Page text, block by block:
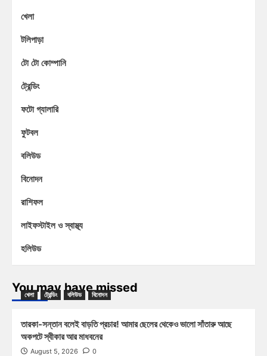
খেলা
টলিপাড়া
টো টো কোম্পানি
ট্রেন্ডিং
ফটো গ্যালারি
ফুটবল
বলিউড
বিনোদন
রাশিফল
লাইফস্টাইল ও স্বাস্থ্য
হলিউড
You may have missed
খেলা ট্রেন্ডিং বলিউড বিনোদন
তারকা-সন্তান বলেই বাড়তি প্রচার! আমার ছেলের থেকেও ভালো সাঁতারু আছে
অকপটে স্বীকার আর মাধবনের
August 5, 2026 0